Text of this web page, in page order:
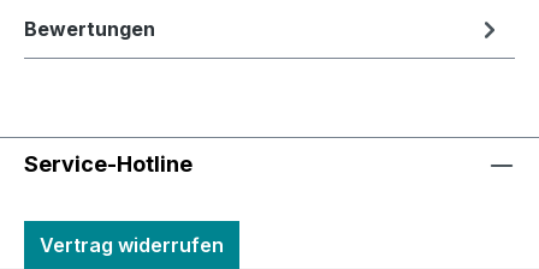
Bewertungen
Service-Hotline
Vertrag widerrufen